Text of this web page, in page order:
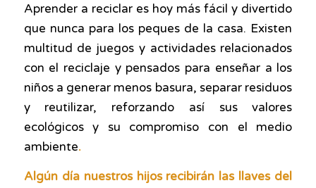
Aprender a reciclar es hoy más fácil y divertido
que nunca para los peques de la casa. Existen
multitud de juegos y actividades relacionados
con el reciclaje y pensados para enseñar a los
niños a generar menos basura, separar residuos
y reutilizar, reforzando así sus valores
ecológicos y su compromiso con el medio
ambiente.
Algún día nuestros hijos recibirán las llaves del